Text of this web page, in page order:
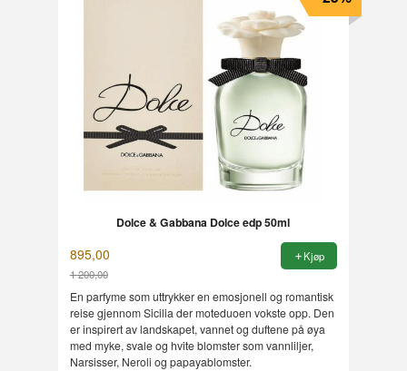
Dolce & Gabbana Dolce edp 50ml
895,00
1 200,00
Rabatt
Kjøp
En parfyme som uttrykker en emosjonell og romantisk
reise gjennom Sicilia der moteduoen vokste opp. Den
er inspirert av landskapet, vannet og duftene på øya
med myke, svale og hvite blomster som vannliljer,
Narsisser, Neroli og papayablomster.